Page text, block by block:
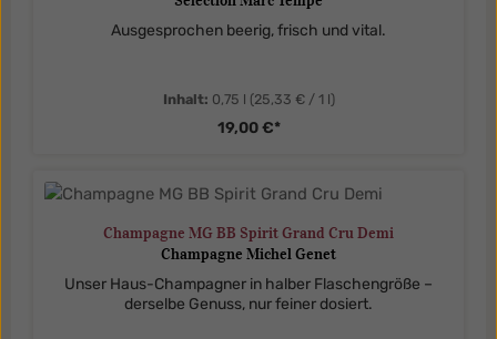
Ausgesprochen beerig, frisch und vital.
Inhalt: 0,75 l (25,33 € / 1 l)
19,00 €*
Champagne MG BB Spirit Grand Cru Demi
Champagne Michel Genet
Unser Haus-Champagner in halber Flaschengröße –
derselbe Genuss, nur feiner dosiert.